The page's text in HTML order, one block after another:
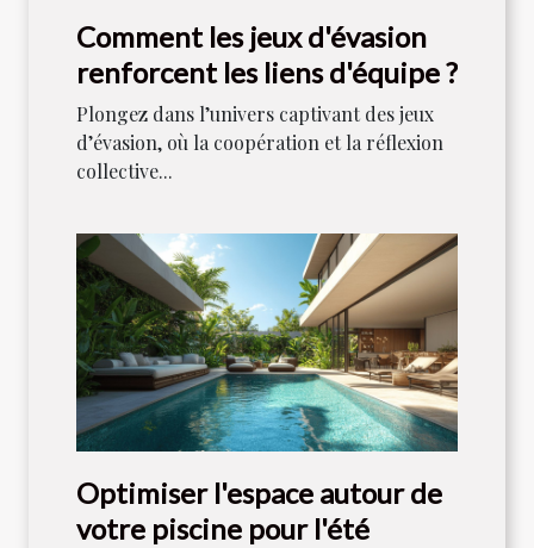
Comment les jeux d'évasion
renforcent les liens d'équipe ?
Plongez dans l’univers captivant des jeux
d’évasion, où la coopération et la réflexion
collective...
Optimiser l'espace autour de
votre piscine pour l'été